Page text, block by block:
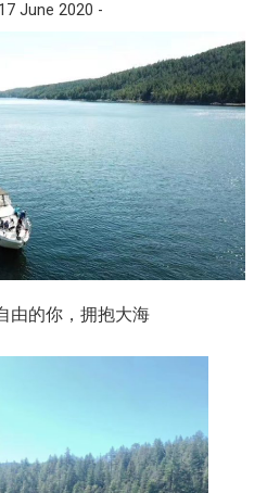
17 June 2020 -
由的你，拥抱大海